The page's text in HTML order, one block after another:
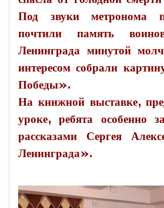
Под звуки метронома
почтили память
Ленинграда минутой
интересом собрали
Победы».
На книжной выставке,
уроке, ребята особенно
рассказами Сергея
Ленинграда».